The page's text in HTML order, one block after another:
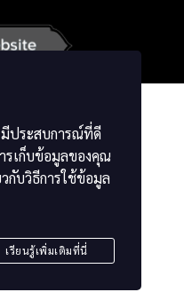
มีประสบการณ์ที่ดี
รเก็บข้อมูลของคุณ
กับวิธีการใช้ข้อมูล
เรียนรู้เพิ่มเติมที่นี่